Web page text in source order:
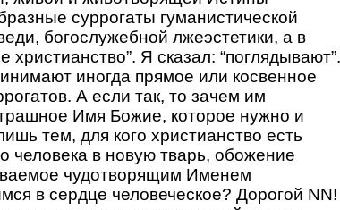
суррогаты гуманистической
богослужебной лжеэстетики, а в
Я сказал: “поглядывают”.
иногда прямое или косвенное
А если так, то зачем им
Имя Божие, которое нужно и
тем, для кого христианство есть
человека в новую тварь, обожение
чудотворящим Именем
в сердце человеческое? Дорогой NN!